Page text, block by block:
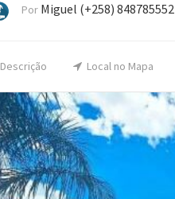
Por Miguel (+258) 848785552
Descrição Local no Mapa